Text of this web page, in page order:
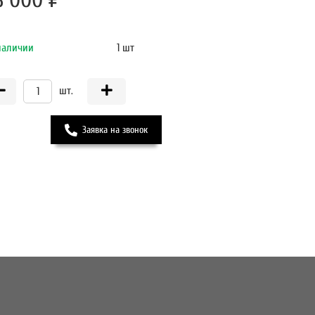
1 шт
шт.
Заявка на звонок